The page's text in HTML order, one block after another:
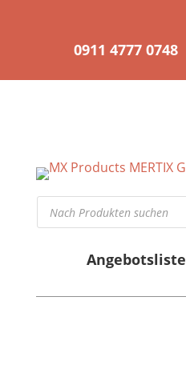
0911 4777 0748
Products
search
Angebotsliste